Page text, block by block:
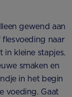
gewend aan
naar
in kleine stapjes.
smaken en
in het begin
voeding. Gaat